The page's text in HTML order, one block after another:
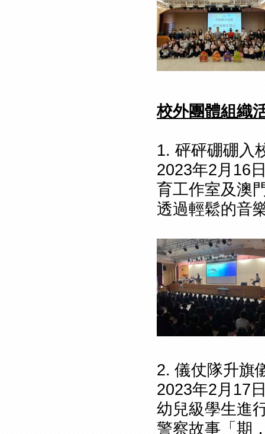
校外團體組織
1. 砰砰硼硼入
2023年2月16
育工作室及澳
透過輕鬆的音
2. 儀仗隊升旗
2023年2月17
幼兒級學生進
警察故事「期